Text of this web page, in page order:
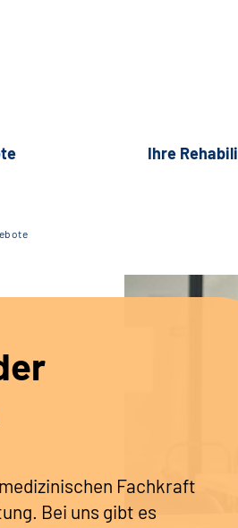
Ihre
Fachkraft
Bei uns gibt es